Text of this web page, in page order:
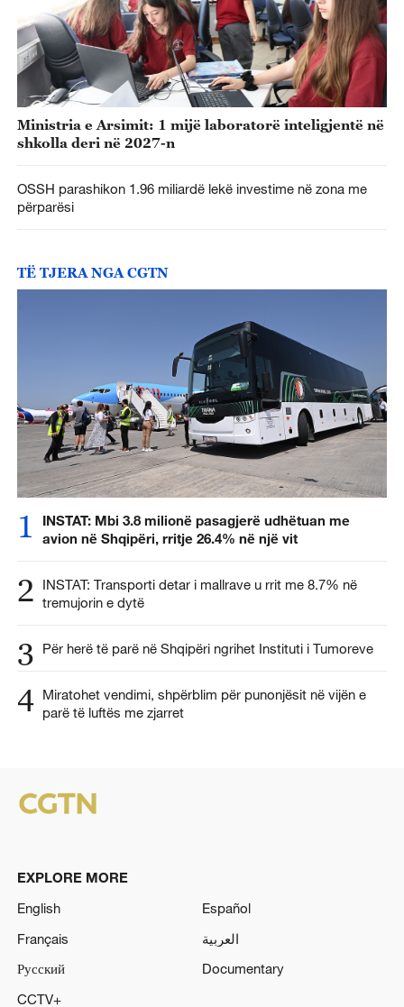
Ministria e Arsimit: 1 mijë laboratorë inteligjentë në
shkolla deri në 2027-n
OSSH parashikon 1.96 miliardë lekë investime në zona me
përparësi
TË TJERA NGA CGTN
1
INSTAT: Mbi 3.8 milionë pasagjerë udhëtuan me
avion në Shqipëri, rritje 26.4% në një vit
2
INSTAT: Transporti detar i mallrave u rrit me 8.7% në
tremujorin e dytë
3 Për herë të parë në Shqipëri ngrihet Instituti i Tumoreve
4 Miratohet vendimi, shpërblim për punonjësit në vijën e
parë të luftës me zjarret
EXPLORE MORE
English
Español
Français
العربية
Русский
Documentary
CCTV+